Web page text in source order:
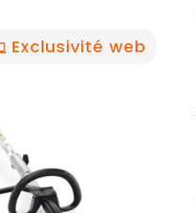
Exclusivité web